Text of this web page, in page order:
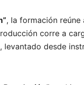
, la formación reúne
corre a
levantado desde